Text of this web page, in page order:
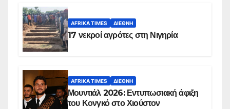
AFRIKA TIMES ΔΙΕΘΝΉ
17 νεκροί αγρότες στη Νιγηρία
AFRIKA TIMES ΔΙΕΘΝΉ
Μουντιάλ 2026: Εντυπωσιακή άφιξη
του Κονγκό στο Χιούστον